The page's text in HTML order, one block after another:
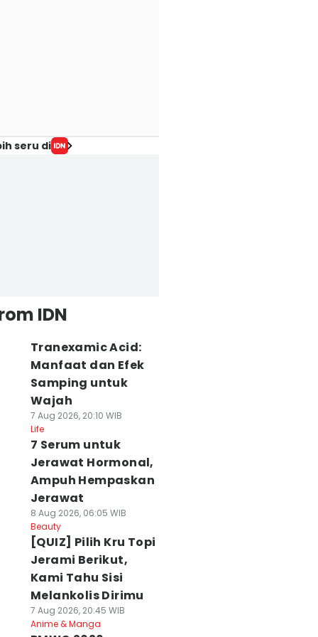
seru di
IDN
Tranexamic Acid:
Manfaat dan Efek
Samping untuk
Wajah
7 Aug 2026, 20:10 WIB
Life
7 Serum untuk
Jerawat Hormonal,
Ampuh Hempaskan
Jerawat
8 Aug 2026, 06:05 WIB
Beauty
[QUIZ] Pilih Kru Topi
Jerami Berikut,
Kami Tahu Sisi
Melankolis Dirimu
7 Aug 2026, 20:45 WIB
Anime & Manga